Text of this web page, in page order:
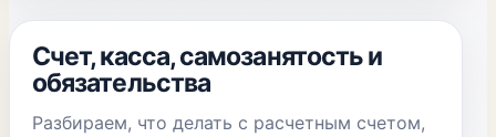
Счет, касса, самозанятость и
обязательства
Разбираем, что делать с расчетным счетом,